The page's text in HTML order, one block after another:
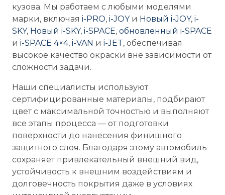
кузова. Мы работаем с любыми моделями
марки, включая i-PRO, i-JOYи Новый i-JOY, i-
SKY, Новый i-SKY, i-SPACE, обновленный i-SPACE
и i-SPACE 4×4, i-VAN и i-JET, обеспечивая
высокое качество окраски вне зависимости от
сложности задачи.
Наши специалисты используют
сертифицированные материалы, подбирают
цвет с максимальной точностью и выполняют
все этапы процесса — от подготовки
поверхности до нанесения финишного
защитного слоя. Благодаря этому автомобиль
сохраняет привлекательный внешний вид,
устойчивость к внешним воздействиям и
долговечность покрытия даже в условиях